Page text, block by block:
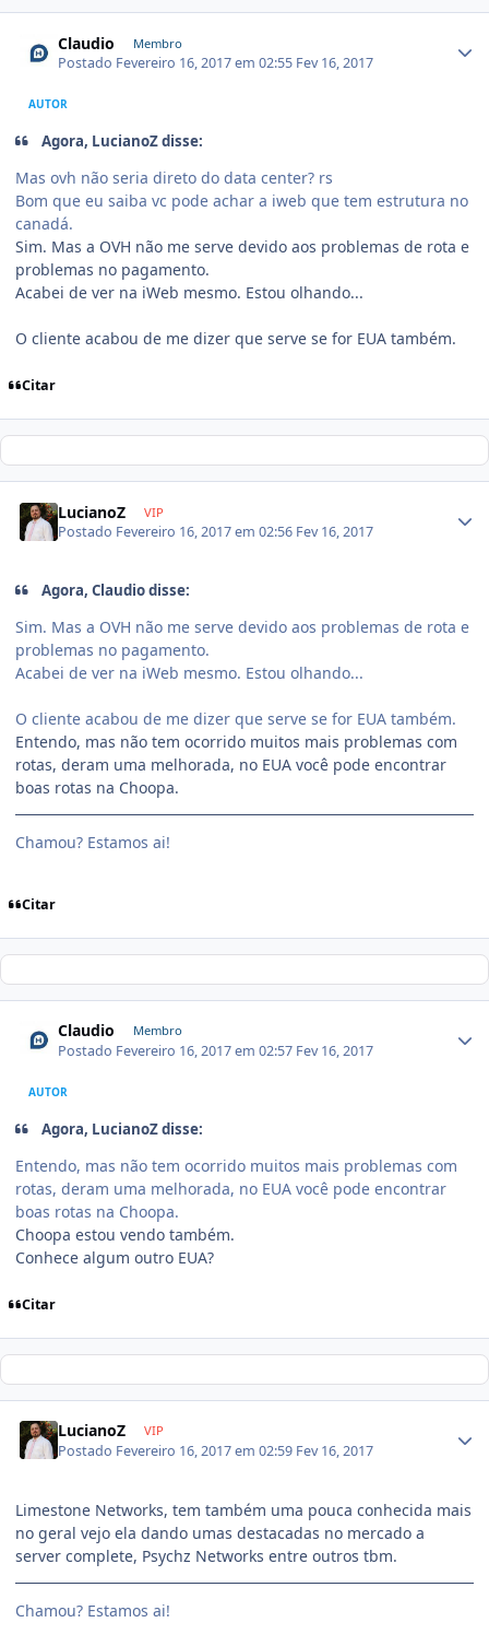
Claudio Membro
Postado Fevereiro 16, 2017 em 02:55 Fev 16, 2017
AUTOR
Agora, LucianoZ disse:
Mas ovh não seria direto do data center? rs
Bom que eu saiba vc pode achar a iweb que tem estrutura no
canadá.
Sim. Mas a OVH não me serve devido aos problemas de rota e
problemas no pagamento.
Acabei de ver na iWeb mesmo. Estou olhando...
O cliente acabou de me dizer que serve se for EUA também.
Citar
LucianoZ VIP
Postado Fevereiro 16, 2017 em 02:56 Fev 16, 2017
Agora, Claudio disse:
Sim. Mas a OVH não me serve devido aos problemas de rota e
problemas no pagamento.
Acabei de ver na iWeb mesmo. Estou olhando...
O cliente acabou de me dizer que serve se for EUA também.
Entendo, mas não tem ocorrido muitos mais problemas com
rotas, deram uma melhorada, no EUA você pode encontrar
boas rotas na Choopa.
Chamou? Estamos ai!
Citar
Claudio Membro
Postado Fevereiro 16, 2017 em 02:57 Fev 16, 2017
AUTOR
Agora, LucianoZ disse:
Entendo, mas não tem ocorrido muitos mais problemas com
rotas, deram uma melhorada, no EUA você pode encontrar
boas rotas na Choopa.
Choopa estou vendo também.
Conhece algum outro EUA?
Citar
LucianoZ VIP
Postado Fevereiro 16, 2017 em 02:59 Fev 16, 2017
Limestone Networks, tem também uma pouca conhecida mais
no geral vejo ela dando umas destacadas no mercado a
server complete, Psychz Networks entre outros tbm.
Chamou? Estamos ai!